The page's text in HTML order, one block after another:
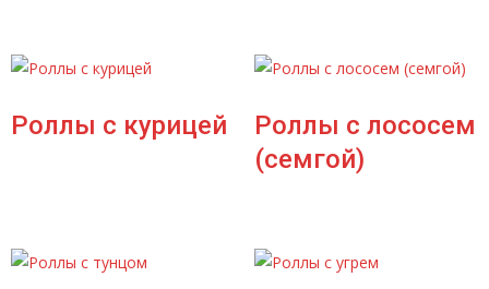
Роллы с курицей
Роллы с лососем
(семгой)